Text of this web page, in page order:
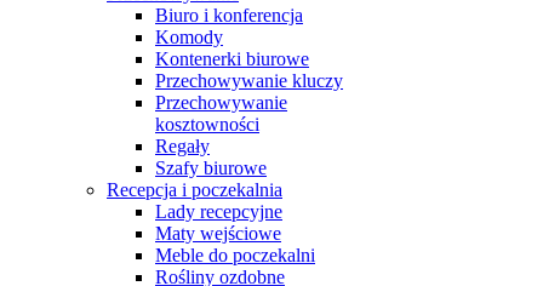
Biuro i konferencja
Komody
Kontenerki biurowe
Przechowywanie kluczy
Przechowywanie
kosztowności
Regały
Szafy biurowe
Recepcja i poczekalnia
Lady recepcyjne
Maty wejściowe
Meble do poczekalni
Rośliny ozdobne